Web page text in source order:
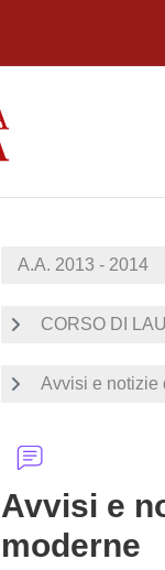
A.A. 2013 - 2014
CORSO DI
Avvisi e notizie
Avvisi e
moderne